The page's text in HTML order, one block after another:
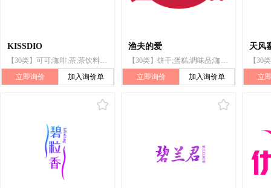
KISSDIO
【30类】可可;咖啡;茶;茶饮料;糖果;蜂蜜;糕点;米;冰糖燕窝;以谷物为主的零食小吃
立即询价
加入询价单
渔夫的爱
【30类】饼干;蛋糕;调味品;咖啡;面包;谷类制品;糖果;茶;以谷物为主的零食小吃;甜食
立即询价
加入询价单
天风
立